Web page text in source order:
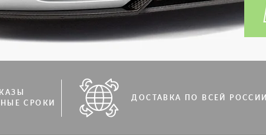
СРОКИ
ДОСТАВКА ПО ВСЕЙ РОССИИ